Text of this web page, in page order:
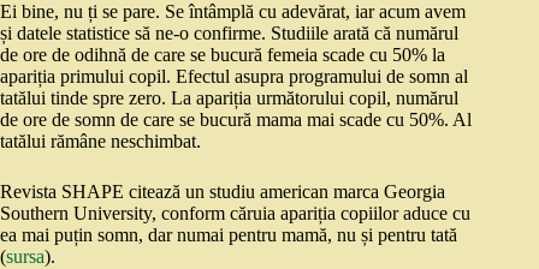
Ei bine, nu ți se pare. Se întâmplă cu adevărat, iar acum avem
și datele statistice să ne-o confirme. Studiile arată că numărul
de ore de odihnă de care se bucură femeia scade cu 50% la
apariția primului copil. Efectul asupra programului de somn al
tatălui tinde spre zero. La apariția următorului copil, numărul
de ore de somn de care se bucură mama mai scade cu 50%. Al
tatălui rămâne neschimbat.
Revista SHAPE citează un studiu american marca Georgia
Southern University, conform căruia apariția copiilor aduce cu
ea mai puțin somn, dar numai pentru mamă, nu și pentru tată
(sursa).